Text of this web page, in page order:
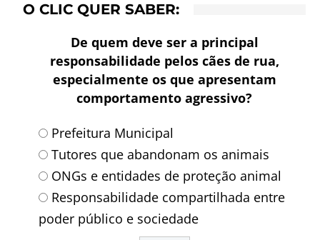
O CLIC QUER SABER:
De quem deve ser a principal
responsabilidade pelos cães de rua,
especialmente os que apresentam
comportamento agressivo?
Prefeitura Municipal
Tutores que abandonam os animais
ONGs e entidades de proteção animal
Responsabilidade compartilhada entre
poder público e sociedade